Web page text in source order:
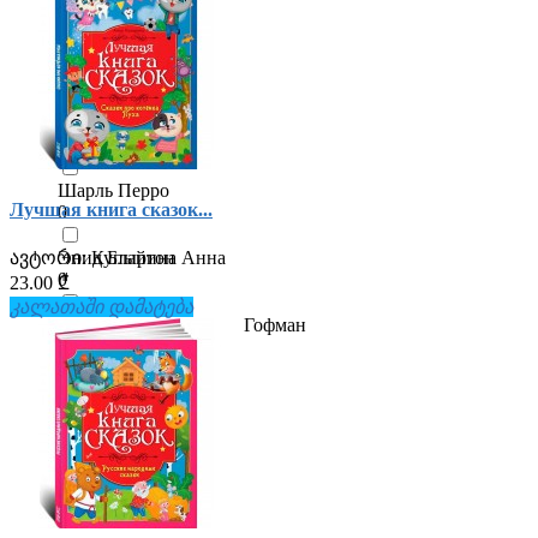
0
Тони ДиТерлицци
0
Туве Марика Янссон
0
Шарль Перро
0
Энид Блайтон
0
Эрнст Теодор Амадей Гофман
0
Яковлева Нюта
0
Лучшая книга сказок...
ავტორი:Купырина Анна
23.00 ₾
კალათაში დამატება